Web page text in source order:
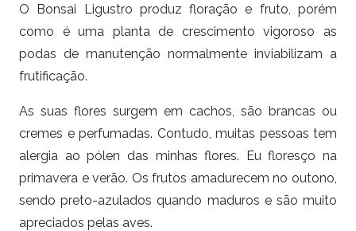
O Bonsai Ligustro produz floração e fruto, porém
como é uma planta de crescimento vigoroso as
podas de manutenção normalmente inviabilizam a
frutificação.
As suas flores surgem em cachos, são brancas ou
cremes e perfumadas. Contudo, muitas pessoas tem
alergia ao pólen das minhas flores. Eu floresço na
primavera e verão. Os frutos amadurecem no outono,
sendo preto-azulados quando maduros e são muito
apreciados pelas aves.